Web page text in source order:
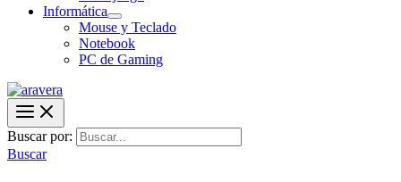
Informática
Mouse y Teclado
Notebook
PC de Gaming
Buscar por:
Buscar